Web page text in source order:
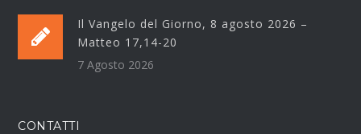
Il Vangelo del Giorno, 8 agosto 2026 –
Matteo 17,14-20
7 Agosto 2026
CONTATTI